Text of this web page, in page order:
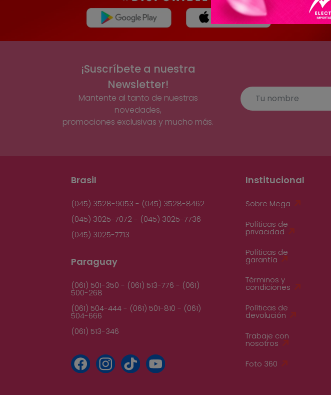
¡Suscríbete a nuestra
Newsletter!
Mantente al tanto de nuestras
novedades,
promociones exclusivas y mucho más.
Brasil
(045) 3528-9053 - (045) 3528-8462
(045) 3025-7072 - (045) 3025-7736
(045) 3025-7713
Paraguay
(061) 501-350 - (061) 513-776 - (061)
500-268
(061) 504-444 - (061) 501-810 - (061)
504-666
(061) 513-346
Institucional
Sobre Mega
Políticas de
privacidad
Políticas de
garantía
Términos y
condiciones
Políticas de
devolución
Trabaje con
nosotros
Foto 360